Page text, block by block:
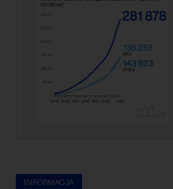
INFORMACJA